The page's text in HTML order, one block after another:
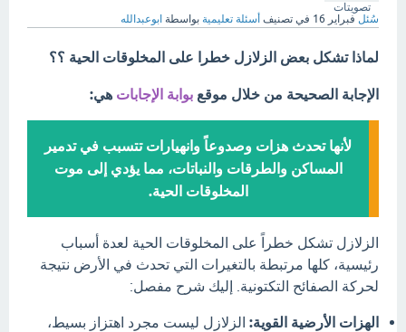
تصويتات
سُئل فبراير 16 في تصنيف أسئلة تعليمية بواسطة ابوعبدالله
لماذا تشكل بعض الزلازل خطرا على المخلوقات الحية ؟؟
الإجابة الصحيحة من خلال موقع بوابة الإجابات هي:
لأنها تحدث هزات وصدوعاً وانهيارات تتسبب في تدمير
المساكن والطرقات والنباتات، مما يؤدي إلى موت
المخلوقات الحية.
الزلازل تشكل خطراً على المخلوقات الحية لعدة أسباب
رئيسية، كلها مرتبطة بالتغيرات التي تحدث في الأرض نتيجة
لحركة الصفائح التكتونية. إليك شرح مفصل:
الهزات الأرضية القوية: الزلازل ليست مجرد اهتزاز بسيط،